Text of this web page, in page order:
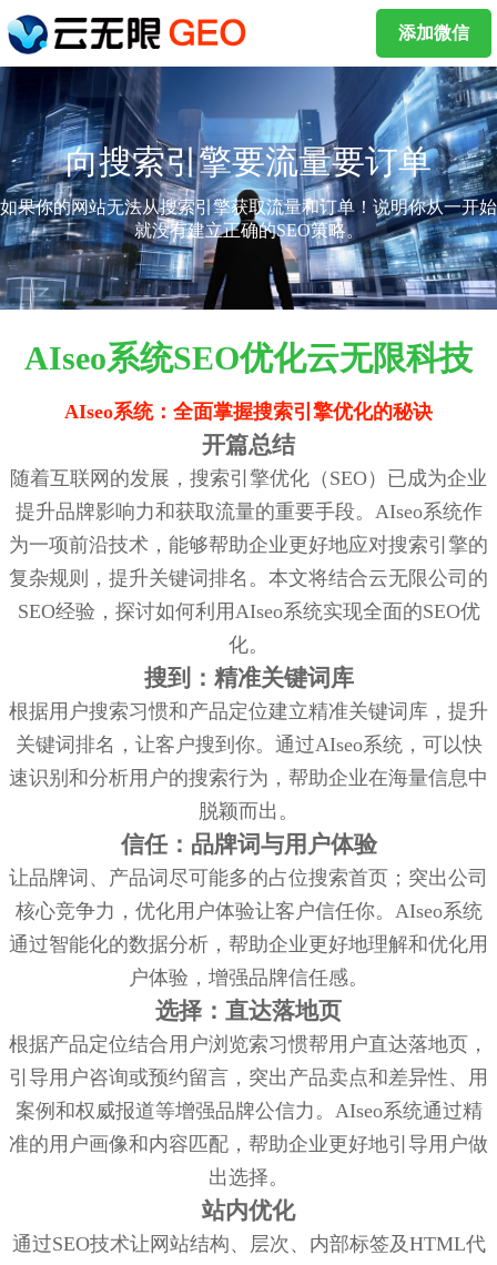
添加微信
向搜索引擎要流量要订单
如果你的网站无法从搜索引擎获取流量和订单！说明你从一开始
就没有建立正确的SEO策略。
AIseo系统SEO优化云无限科技
AIseo系统：全面掌握搜索引擎优化的秘诀
开篇总结
随着互联网的发展，搜索引擎优化（SEO）已成为企业
提升品牌影响力和获取流量的重要手段。AIseo系统作
为一项前沿技术，能够帮助企业更好地应对搜索引擎的
复杂规则，提升关键词排名。本文将结合云无限公司的
SEO经验，探讨如何利用AIseo系统实现全面的SEO优
化。
搜到：精准关键词库
根据用户搜索习惯和产品定位建立精准关键词库，提升
关键词排名，让客户搜到你。通过AIseo系统，可以快
速识别和分析用户的搜索行为，帮助企业在海量信息中
脱颖而出。
信任：品牌词与用户体验
让品牌词、产品词尽可能多的占位搜索首页；突出公司
核心竞争力，优化用户体验让客户信任你。AIseo系统
通过智能化的数据分析，帮助企业更好地理解和优化用
户体验，增强品牌信任感。
选择：直达落地页
根据产品定位结合用户浏览索习惯帮用户直达落地页，
引导用户咨询或预约留言，突出产品卖点和差异性、用
案例和权威报道等增强品牌公信力。AIseo系统通过精
准的用户画像和内容匹配，帮助企业更好地引导用户做
出选择。
站内优化
通过SEO技术让网站结构、层次、内部标签及HTML代